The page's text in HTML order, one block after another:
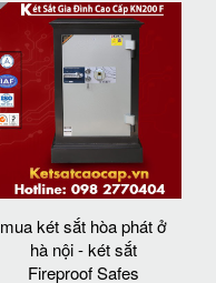
mua két sắt hòa phát ở
hà nội - két sắt
Fireproof Safes